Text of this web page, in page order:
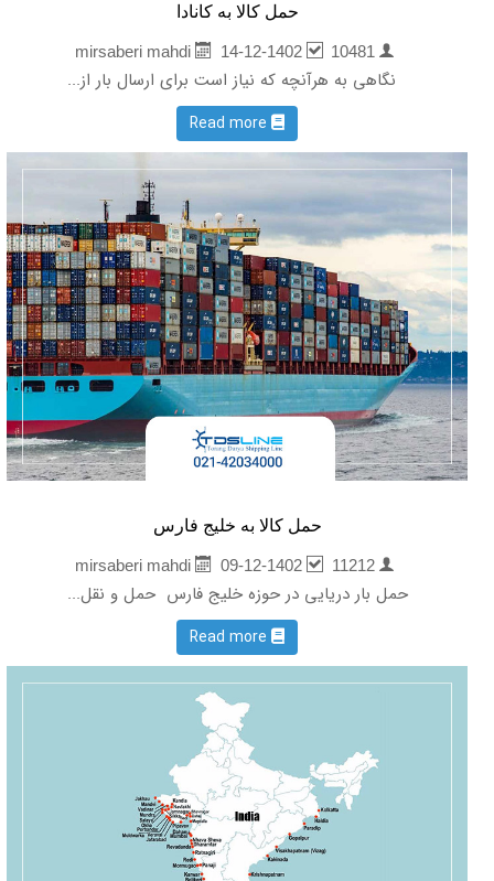
حمل کالا به کانادا
mirsaberi mahdi
14-12-1402 10481
نگاهی به هرآنچه که نیاز است برای ارسال بار از...
Read more
حمل کالا به خلیج فارس
mirsaberi mahdi
09-12-1402 11212
حمل بار دریایی در حوزه خلیج فارس حمل و نقل...
Read more